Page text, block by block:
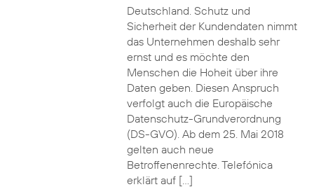
Deutschland. Schutz und
Sicherheit der Kundendaten nimmt
das Unternehmen deshalb sehr
ernst und es möchte den
Menschen die Hoheit über ihre
Daten geben. Diesen Anspruch
verfolgt auch die Europäische
Datenschutz-Grundverordnung
(DS-GVO). Ab dem 25. Mai 2018
gelten auch neue
Betroffenenrechte. Telefónica
erklärt auf […]